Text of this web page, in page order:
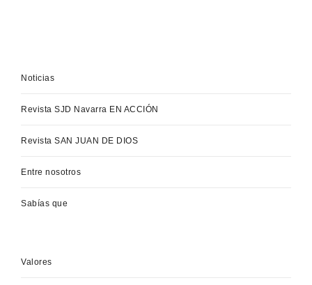
Noticias
Revista SJD Navarra EN ACCIÓN
Revista SAN JUAN DE DIOS
Entre nosotros
Sabías que
Valores